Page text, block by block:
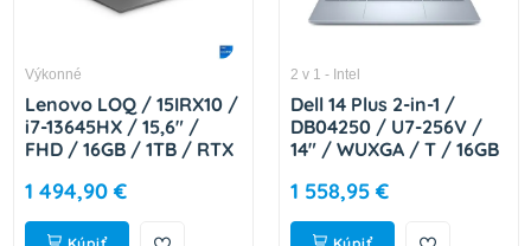
Výkonné
Lenovo LOQ / 15IRX10 /
i7-13645HX / 15,6" /
FHD / 16GB / 1TB / RTX
2R 83JE01CACK
1 494,90 €
2 v 1 - Intel
Dell 14 Plus 2-in-1 /
DB04250 / U7-256V /
14" / WUXGA / T / 16GB
W11P / Silver / 3RNBD
DB04250_LNL_203
1 558,95 €